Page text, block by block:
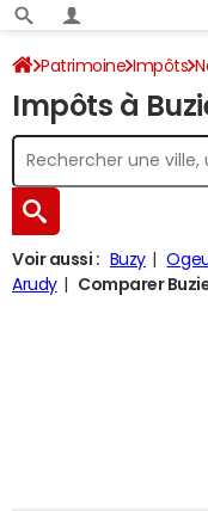
Patrimoine Impôts
Pyrénées-Atlantiques
Impôts à
Voir aussi : Buzy
Arudy
Comparer